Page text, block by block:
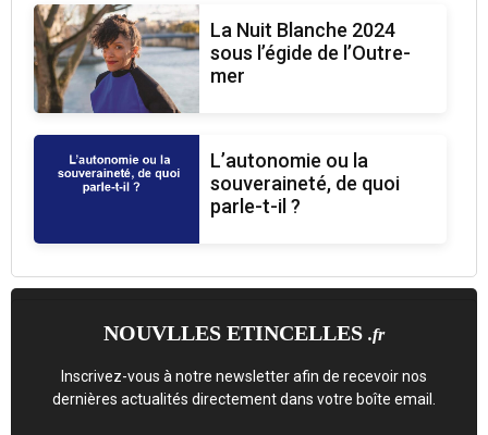
La Nuit Blanche 2024
sous l’égide de l’Outre-
mer
L’autonomie ou la
souveraineté, de quoi
parle-t-il ?
NOUVLLES ETINCELLES .fr
Inscrivez-vous à notre newsletter afin de recevoir nos
dernières actualités directement dans votre boîte email.